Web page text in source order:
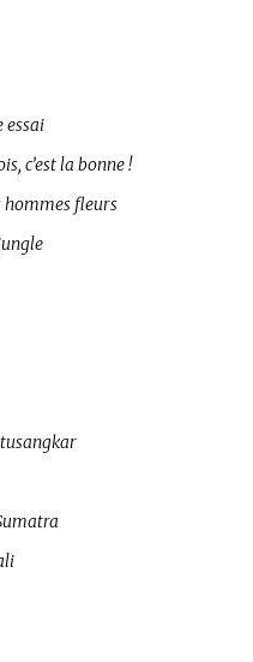
essai
c’est la bonne !
hommes fleurs